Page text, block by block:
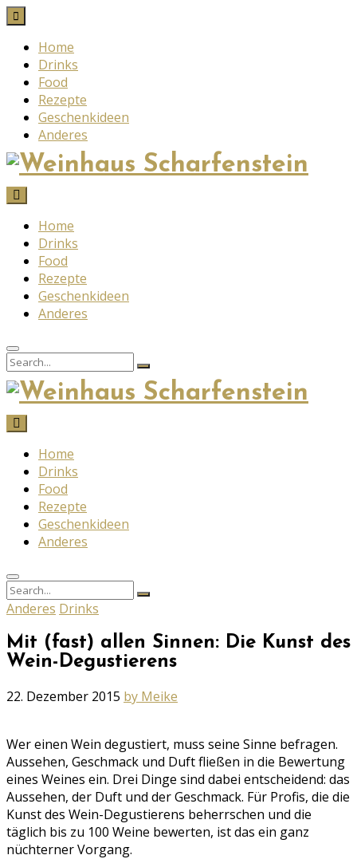
Home
Drinks
Food
Rezepte
Geschenkideen
Anderes
Home
Drinks
Food
Rezepte
Geschenkideen
Anderes
Search
for:
Search
Home
Drinks
Food
Rezepte
Geschenkideen
Anderes
Search
for:
Search
Anderes Drinks
Mit (fast) allen Sinnen: Die Kunst des
Wein-Degustierens
Posted
22. Dezember 2015 by Meike
Wer einen Wein degustiert, muss seine Sinne befragen.
Aussehen, Geschmack und Duft fließen in die Bewertung
eines Weines ein. Drei Dinge sind dabei entscheidend: das
Aussehen, der Duft und der Geschmack. Für Profis, die die
Kunst des Wein-Degustierens beherrschen und die
täglich bis zu 100 Weine bewerten, ist das ein ganz
nüchterner Vorgang.